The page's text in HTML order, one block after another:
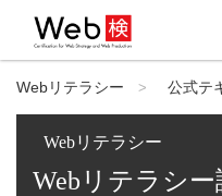
Webリテラシー > 公式テ
Webリテラシー
Webリテラシ